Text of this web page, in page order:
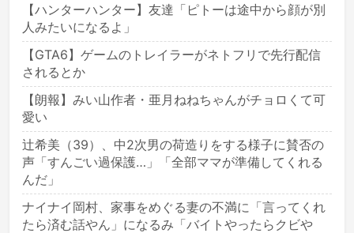
【ハンターハンター】友達「ピトーは途中から顔が別
人みたいになるよ」
【GTA6】ゲームのトレイラーがネトフリで先行配信
されるとか
【朗報】みい山作者・亜月ねねちゃんがチョロくて可
愛い
辻希美（39）、中2次男の荷造りをする様子に賛否の
声「すんごい過保護…」「全部ママが準備してくれる
んだ」
ナイナイ岡村、家事をめぐる妻の不満に「言ってくれ
たら済む話やん」になるみ「バイトやったらクビや